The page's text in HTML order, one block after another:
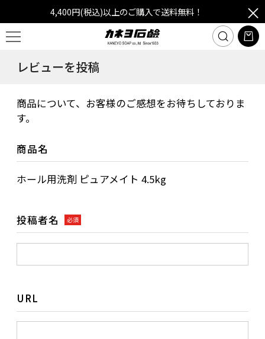
4,400円(税込)以上のご購入で送料無料！
レビューを投稿
商品について、お客様のご感想をお待ちしておりま
す。
商品名
ホール用洗剤 ピュアメイト 4.5kg
投稿者名 必須
URL